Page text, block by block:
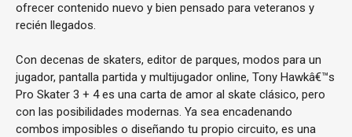
ofrecer contenido nuevo y bien pensado para veteranos y
recién llegados.
Con decenas de skaters, editor de parques, modos para un
jugador, pantalla partida y multijugador online, Tony Hawkâ€™s
Pro Skater 3 + 4 es una carta de amor al skate clásico, pero
con las posibilidades modernas. Ya sea encadenando
combos imposibles o diseñando tu propio circuito, es una